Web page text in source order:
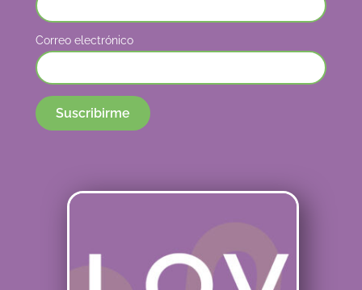
Correo electrónico